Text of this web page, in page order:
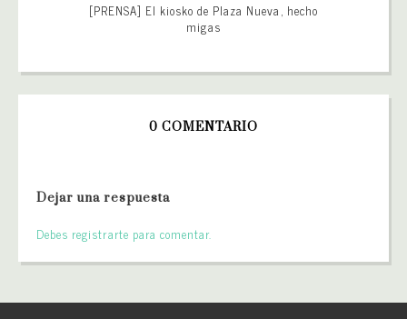
[PRENSA] El kiosko de Plaza Nueva, hecho
migas
0 COMENTARIO
Dejar una respuesta
Debes registrarte para comentar.